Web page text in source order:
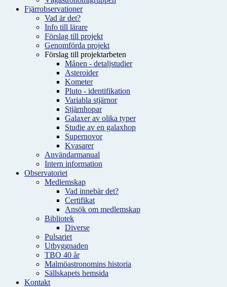
Fjärrobservationer
Vad är det?
Info till lärare
Förslag till projekt
Genomförda projekt
Förslag till projektarbeten
Månen - detaljstudier
Asteroider
Kometer
Pluto - identifikation
Variabla stjärnor
Stjärnhopar
Galaxer av olika typer
Studie av en galaxhop
Supernovor
Kvasarer
Användarmanual
Intern information
Observatoriet
Medlemskap
Vad innebär det?
Certifikat
Ansök om medlemskap
Bibliotek
Diverse
Pulsariet
Utbyggnaden
TBO 40 år
Malmöastronomins historia
Sällskapets hemsida
Kontakt